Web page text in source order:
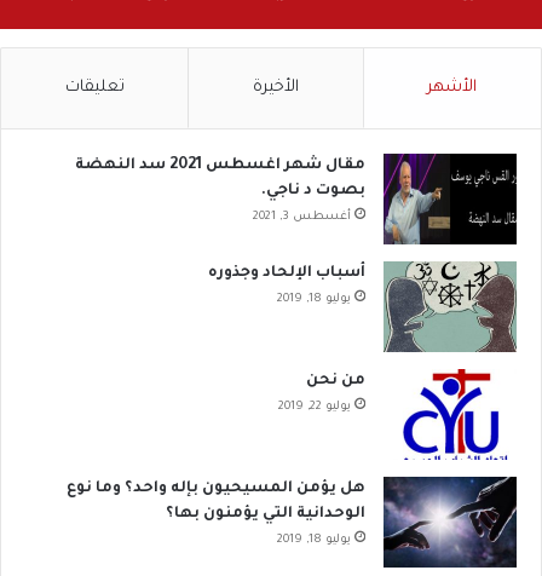
الأشهر الأخيرة تعليقات
مقال شهر اغسطس 2021 سد النهضة
بصوت د ناجي.
أغسطس 3, 2021
أسباب الإلحاد وجذوره
يوليو 18, 2019
من نحن
يوليو 22, 2019
هل يؤمن المسيحيون بإله واحد؟ وما نوع
الوحدانية التي يؤمنون بها؟
يوليو 18, 2019